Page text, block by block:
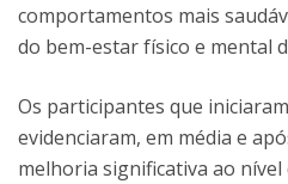
comportamentos mais
do bem-estar físico e mental
Os participantes que
evidenciaram, em média e
melhoria significativa ao